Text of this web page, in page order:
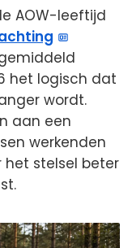
AOW-leeftijd
het logisch dat
wordt.
aan een
werkenden
het stelsel beter